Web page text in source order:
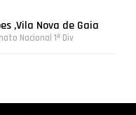
,Vila Nova de Gaia
Nacional 1ª Div